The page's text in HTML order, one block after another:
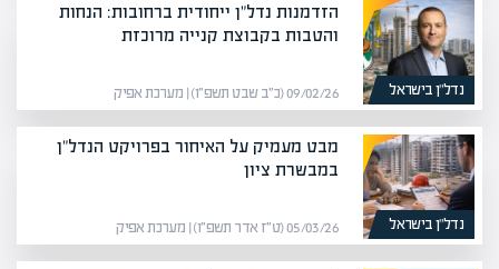
נדל”ן בישראל
הזדמנות נדל"ן ייחודית ברחובות: הנחות
והטבות בקבוצת קנייה מרוכזת
09/02/26 (כ״ב שבט תשפ״ו) | מערכת אפיק
נדל”ן בישראל
מבט מעמיק על האיחור בפרויקט הנדל"ן
במבשרת ציון
05/03/26 (ט״ז אדר תשפ״ו) | מערכת אפיק